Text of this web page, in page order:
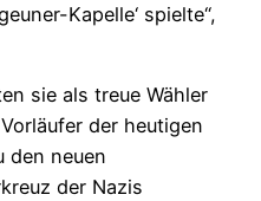
Kapelle‘ spielte“,
sie als treue Wähler
der heutigen
den neuen
der Nazis